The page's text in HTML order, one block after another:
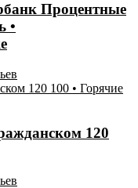
Процентные
•
120